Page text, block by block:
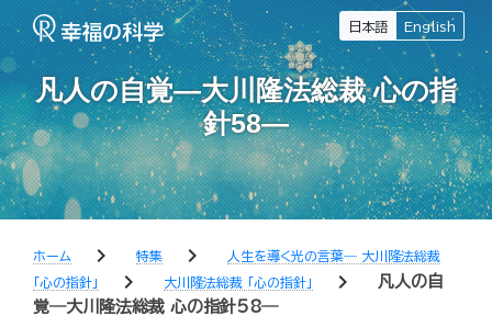
日本語 English
凡人の自覚―大川隆法総裁 心の指
針58―
ホーム chevron_right 特集 chevron_right
人生を導く光の言葉― 大川隆法総裁
「心の指針」
chevron_right 大川隆法総裁 「心の指針」 chevron_right
凡人の自
覚―大川隆法総裁 心の指針58―